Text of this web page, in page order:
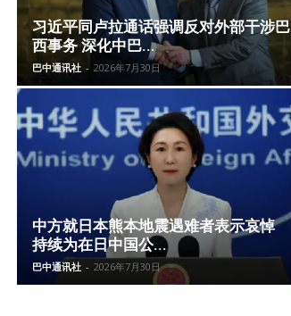
习近平同卢拉通话强调反对外部干涉巴
西事务 深化中巴...
巴中通讯社 - 2026年7月30日
中方就日本熊本地震遇难者表示哀悼
持续为在日中国公...
巴中通讯社 - 2026年7月30日